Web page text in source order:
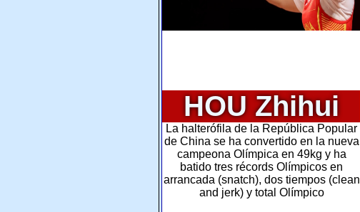
HOU Zhihui
La halterófila de la República Popular
de China se ha convertido en la nueva
campeona Olímpica en 49kg y ha
batido tres récords Olímpicos en
arrancada (snatch), dos tiempos (clean
and jerk) y total Olímpico